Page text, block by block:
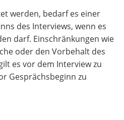
werden, bedarf es einer
des Interviews, wenn es
darf. Einschränkungen wie
oder den Vorbehalt des
es vor dem Interview zu
Gesprächsbeginn zu